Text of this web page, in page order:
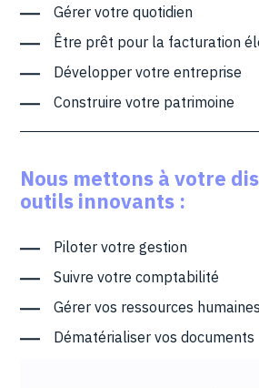
Gérer votre quotidien
Être prêt pour la facturation
Développer votre entreprise
Construire votre patrimoine
Nous mettons à votre
outils innovants :
Piloter votre gestion
Suivre votre comptabilité
Gérer vos ressources humaines
Dématérialiser vos documents